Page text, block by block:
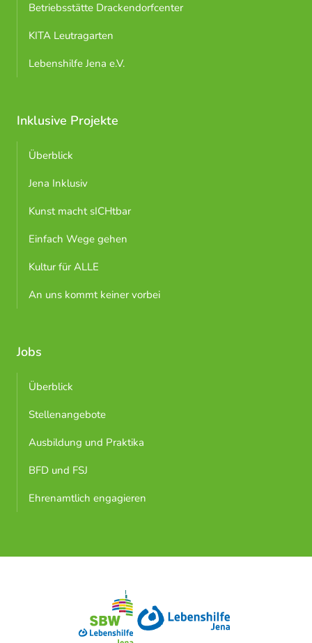
Betriebsstätte Drackendorfcenter
KITA Leutragarten
Lebenshilfe Jena e.V.
Inklusive Projekte
Überblick
Jena Inklusiv
Kunst macht sICHtbar
Einfach Wege gehen
Kultur für ALLE
An uns kommt keiner vorbei
Jobs
Überblick
Stellenangebote
Ausbildung und Praktika
BFD und FSJ
Ehrenamtlich engagieren